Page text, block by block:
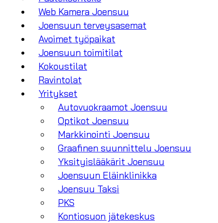
Web Kamera Joensuu
Joensuun terveysasemat
Avoimet työpaikat
Joensuun toimitilat
Kokoustilat
Ravintolat
Yritykset
Autovuokraamot Joensuu
Optikot Joensuu
Markkinointi Joensuu
Graafinen suunnittelu Joensuu
Yksityislääkärit Joensuu
Joensuun Eläinklinikka
Joensuu Taksi
PKS
Kontiosuon jätekeskus